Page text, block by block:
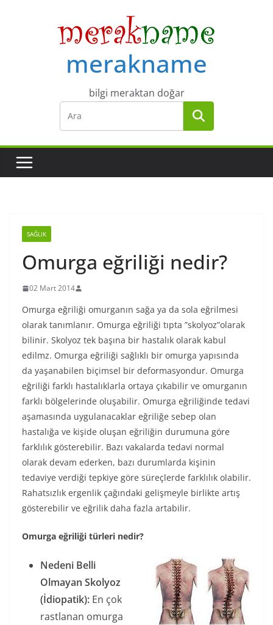
merakname
bilgi meraktan doğar
SAĞLIK
Omurga eğriliği nedir?
02 Mart 2014
Omurga eğriliği omurganın sağa ya da sola eğrilmesi
olarak tanımlanır. Omurga eğriliği tıpta ”skolyoz”olarak
bilinir. Skolyoz tek başına bir hastalık olarak kabul
edilmz. Omurga eğriliği sağlıklı bir omurga yapısında
da yaşanabilen biçimsel bir deformasyondur. Omurga
eğriliği farklı hastalıklarla ortaya çıkabilir ve omurganın
farklı bölgelerinde oluşabilir. Omurga eğriliğinde tedavi
aşamasında uygulanacaklar eğriliğe sebep olan
hastalığa ve kişide oluşan eğriliğin durumuna göre
farklılık gösterebilir. Bazı vakalarda tedavi normal
olarak devam ederken, bazı durumlarda kişinin
tedaviye verdiği tepkiye göre süreçlerde farklılık olabilir.
Rahatsızlık ergenlik çağındaki gelişmeyle birlikte artış
gösterebilir ve eğrilik daha fazla artabilir.
Omurga eğriliği türleri nedir?
Nedeni Belli
Olmayan Skolyoz
(İdiopatik): En çok
rastlanan omurga